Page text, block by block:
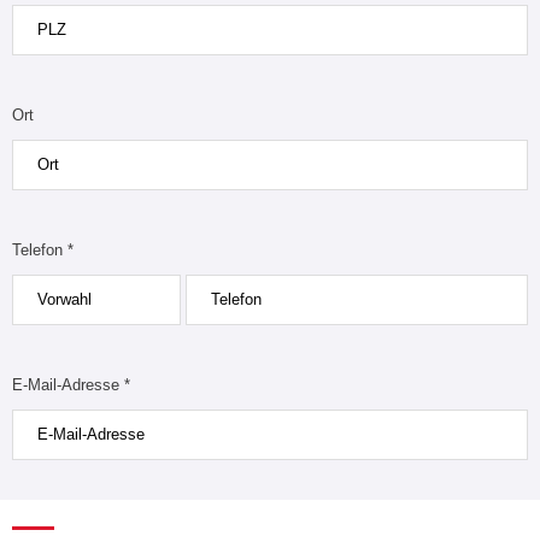
Ort
Telefon *
E-Mail-Adresse *